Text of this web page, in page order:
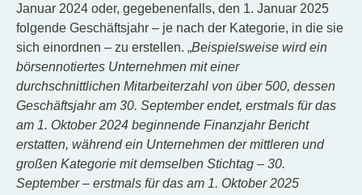
Januar 2024 oder, gegebenenfalls, den 1. Januar 2025
folgende Geschäftsjahr – je nach der Kategorie, in die sie
sich einordnen – zu erstellen. „Beispielsweise wird ein
börsennotiertes Unternehmen mit einer
durchschnittlichen Mitarbeiterzahl von über 500, dessen
Geschäftsjahr am 30. September endet, erstmals für das
am 1. Oktober 2024 beginnende Finanzjahr Bericht
erstatten, während ein Unternehmen der mittleren und
großen Kategorie mit demselben Stichtag – 30.
September – erstmals für das am 1. Oktober 2025